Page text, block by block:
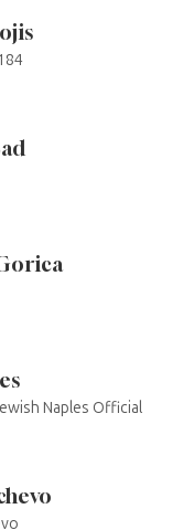
Naples Official